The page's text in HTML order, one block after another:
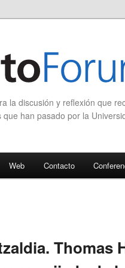
la discusión y reflexión que
han pasado por la
Web Contacto
Thomas